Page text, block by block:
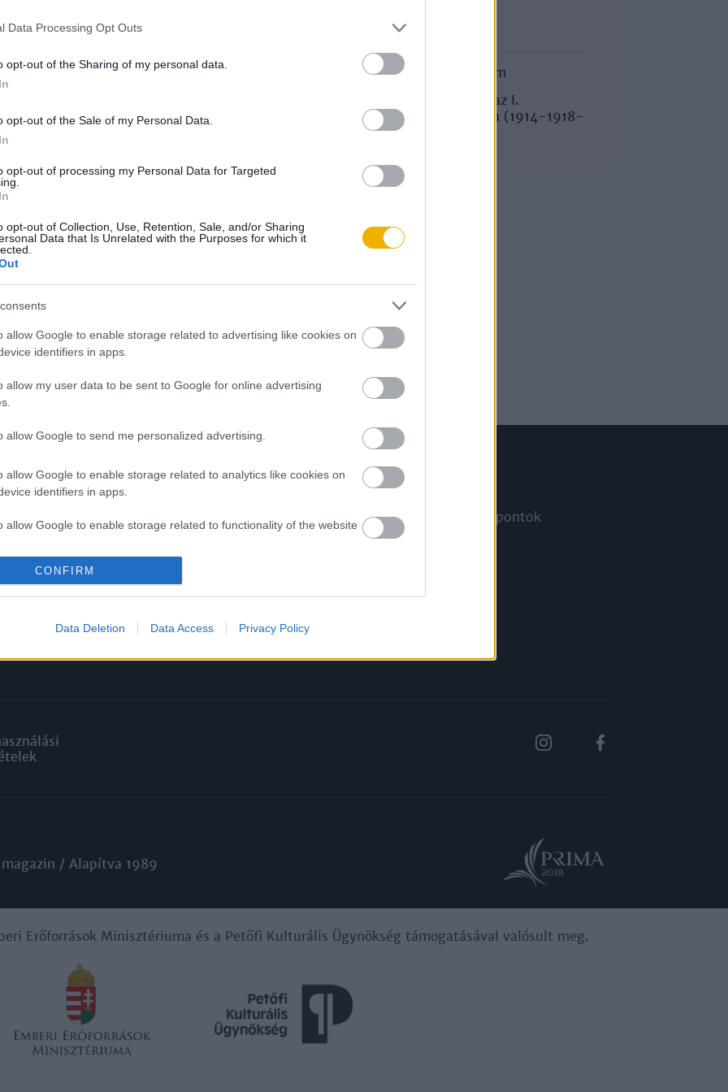
Data Processing Opt Outs
opt-out of the Sharing of my personal data.
opt-out of the Sale of my Personal Data.
opt-out of processing my Personal Data for Targeted
opt-out of Collection, Use, Retention, Sale, and/or Sharing
Data that Is Unrelated with the Purposes for which it
allow Google to enable storage related to advertising like cookies on
identifiers in apps.
allow my user data to be sent to Google for online advertising
allow Google to send me personalized advertising.
allow Google to enable storage related to analytics like cookies on
identifiers in apps.
allow Google to enable storage related to functionality of the website
allow Google to enable storage related to personalization.
functionality and fraud prevention, and other user protection.
CONFIRM
Data Deletion Data Access Privacy Policy
kap minden történelmi tartalmunkhoz:
tartalma
Próbálja ki!
200 FT-ÉRT
a Rubicon Online-on, kattintson ide:
fiókkal, kattintson ide:
Korszak
Magyar történelem
Magyarország az I.
világháborúban (1914-1918-
ig)
Aktuális promóciók
Ajándékkártya készítő
Információ
Megjelenési időpontok
/ Alapítva 1989
Erőforrások Minisztériuma és a Petőfi Kulturális Ügynökség támogatásával valósult meg.